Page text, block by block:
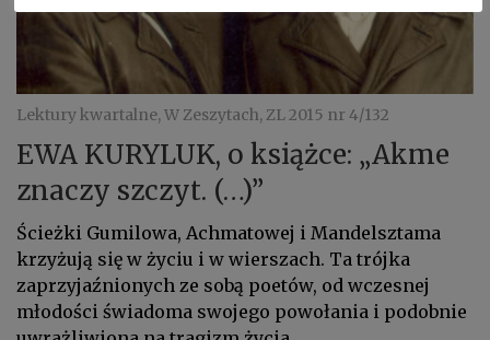
Lektury kwartalne, W Zeszytach, ZL 2015 nr 4/132
EWA KURYLUK, o książce: „Akme
znaczy szczyt. (…)”
Ścieżki Gumilowa, Achmatowej i Mandelsztama
krzyżują się w życiu i w wierszach. Ta trójka
zaprzyjaźnionych ze sobą poetów, od wczesnej
młodości świadoma swojego powołania i podobnie